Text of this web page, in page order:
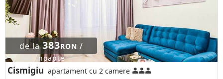
de la383RON /
noapte
Cismigiu apartament cu 2 camere